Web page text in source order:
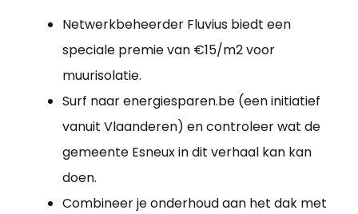
Netwerkbeheerder Fluvius biedt een
speciale premie van €15/m2 voor
muurisolatie.
Surf naar energiesparen.be (een initiatief
vanuit Vlaanderen) en controleer wat de
gemeente Esneux in dit verhaal kan kan
doen.
Combineer je onderhoud aan het dak met